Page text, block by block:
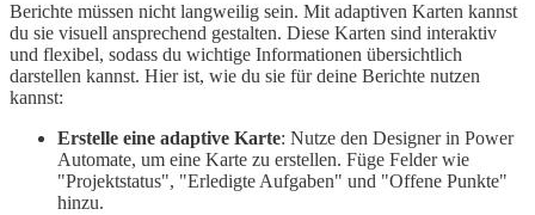
Berichte müssen nicht langweilig sein. Mit adaptiven Karten kannst
du sie visuell ansprechend gestalten. Diese Karten sind interaktiv
und flexibel, sodass du wichtige Informationen übersichtlich
darstellen kannst. Hier ist, wie du sie für deine Berichte nutzen
kannst:
Erstelle eine adaptive Karte: Nutze den Designer in Power
Automate, um eine Karte zu erstellen. Füge Felder wie
"Projektstatus", "Erledigte Aufgaben" und "Offene Punkte"
hinzu.